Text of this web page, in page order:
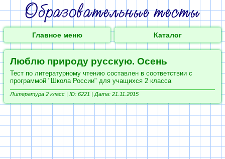
Главное меню Каталог
Люблю природу русскую. Осень
Тест по литературному чтению составлен в соответствии с
программой "Школа России" для учащихся 2 класса
Литература 2 класс | ID: 6221 | Дата: 21.11.2015